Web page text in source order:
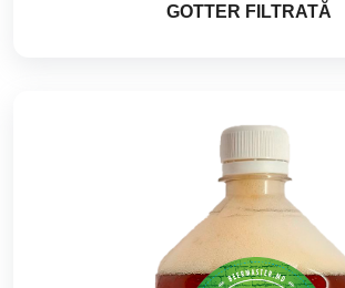
GOTTER FILTRATĂ